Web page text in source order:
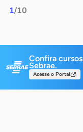
1/10
Confira
Sebrae.
Acesse o Portal